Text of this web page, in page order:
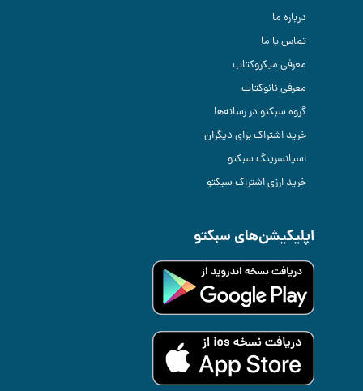
درباره ما
تماس با ما
معرفی میکروکتاب
معرفی نانوکتاب
گروه سبکتو در رسانه‌ها
خرید اشتراک برای دیگران
اسپانسرینگ سبکتو
خرید ارزی اشتراک سبکتو
اپلیکیشن‌های سبکتو